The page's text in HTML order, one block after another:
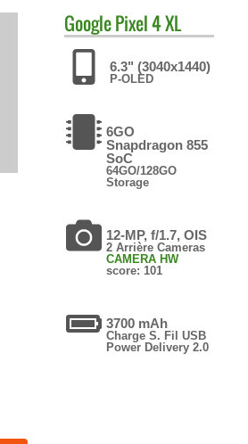
GooglePixel 4 XL
6.3" (3040x1440)
P-OLED
6GO
Snapdragon 855
SoC
64GO/128GO
Storage
12-MP, f/1.7, OIS
2 Arrière Cameras
CAMERA HW
score: 101
3700 mAh
Charge S. Fil USB
Power Delivery 2.0